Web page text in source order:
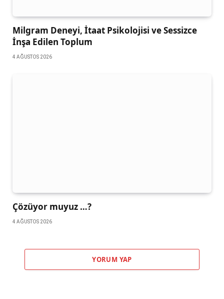
Milgram Deneyi, İtaat Psikolojisi ve Sessizce
İnşa Edilen Toplum
4 AĞUSTOS 2026
Çözüyor muyuz …?
4 AĞUSTOS 2026
YORUM YAP